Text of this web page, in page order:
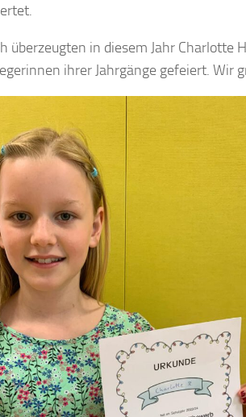
überzeugten in diesem Jahr Charlotte
ihrer Jahrgänge gefeiert. Wir